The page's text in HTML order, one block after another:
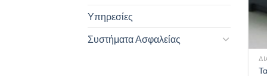
Υπηρεσίες
Συστήματα Ασφαλείας